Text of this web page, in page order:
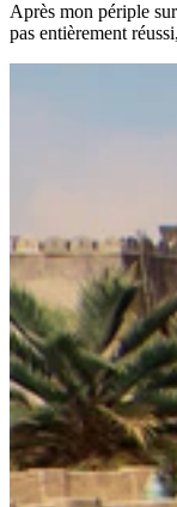
Après mon périple
pas entièrement